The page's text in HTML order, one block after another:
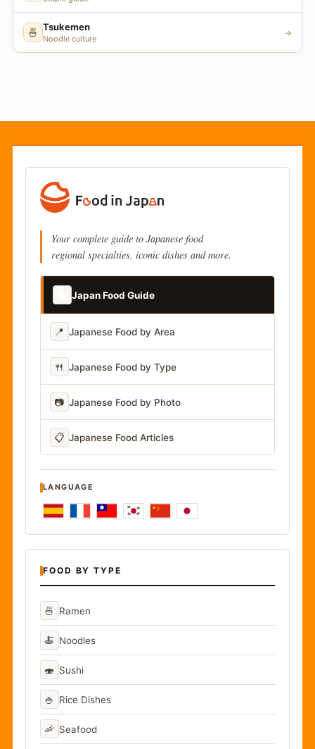
🍜 Tsukemen
Noodle culture
→
Your complete guide to Japanese food
regional specialties, iconic dishes and more.
Japan Food Guide
📍 Japanese Food by Area
🍴 Japanese Food by Type
📷 Japanese Food by Photo
📋 Japanese Food Articles
LANGUAGE
FOOD BY TYPE
🍜 Ramen
🍝 Noodles
🍣 Sushi
🍚 Rice Dishes
🦐 Seafood